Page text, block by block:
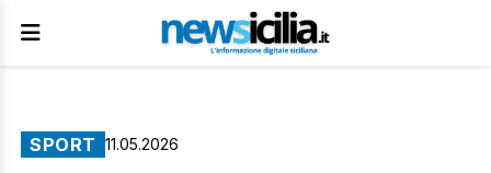
SPORT 11.05.2026